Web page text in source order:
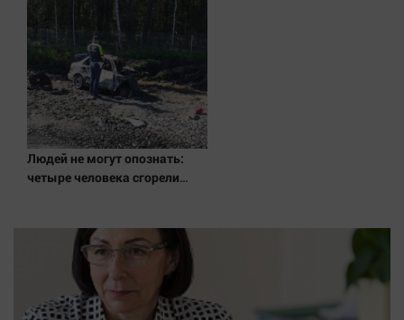
Людей не могут опознать:
четыре человека сгорели